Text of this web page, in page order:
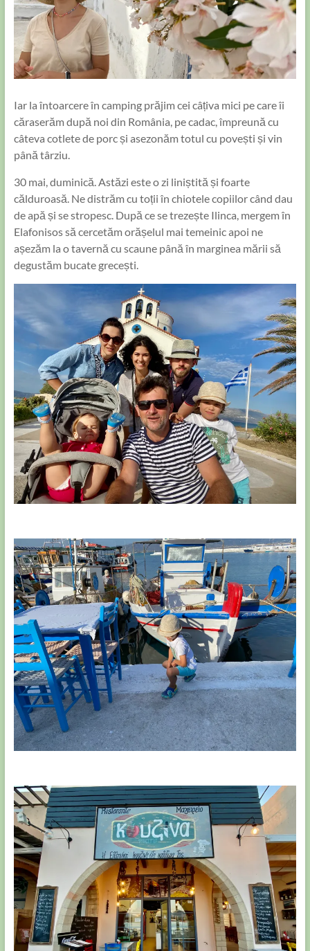
Iar la întoarcere în camping prăjim cei câțiva mici pe care îi
căraserăm după noi din România, pe cadac, împreună cu
câteva cotlete de porc și asezonăm totul cu povești și vin
până târziu.
30 mai, duminică. Astăzi este o zi liniștită și foarte
călduroasă. Ne distrăm cu toții în chiotele copiilor când dau
de apă și se stropesc. După ce se trezește Ilinca, mergem în
Elafonisos să cercetăm orășelul mai temeinic apoi ne
așezăm la o tavernă cu scaune până în marginea mării să
degustăm bucate grecești.